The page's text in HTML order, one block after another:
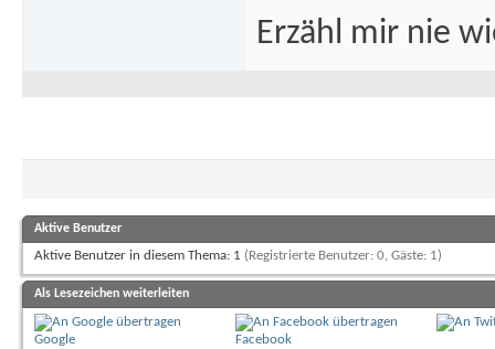
Erzähl mir nie
Aktive Benutzer
Aktive Benutzer in diesem Thema: 1 (Registrierte Benutzer: 0, Gäste: 1)
Als Lesezeichen weiterleiten
Google Facebook